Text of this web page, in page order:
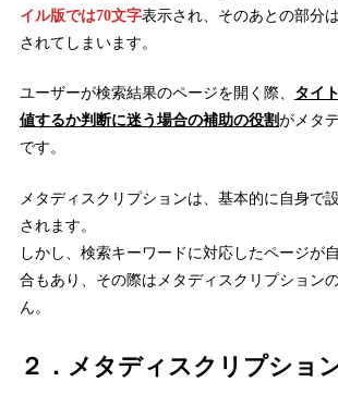
イル版では70文字表示され、そのあとの部分
されてしまいます。
ユーザーが検索結果のページを開く際、 タイ
値するか判断に迷う場合の補助の役割がメタ
です。
メタディスクリプションは、基本的に自身で
されます。
しかし、検索キーワードに対応したページが
合もあり、その際はメタディスクリプション
ん。
２．メタディスクリプショ